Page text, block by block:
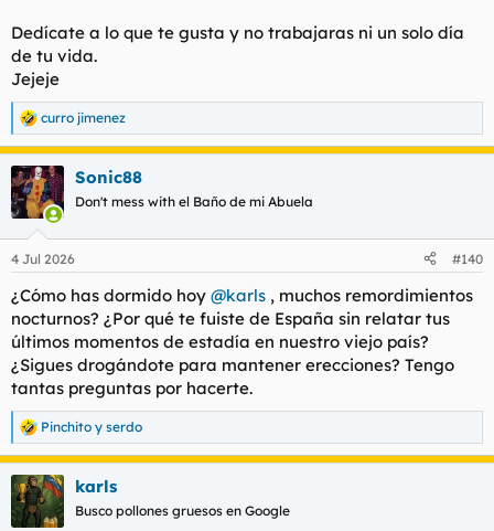
Dedícate a lo que te gusta y no trabajaras ni un solo día
de tu vida.
Jejeje
R
e
a
c
c
i
e
:
curro jimenez
Sonic88
Don't mess with el Baño de mi Abuela
4 Jul 2026 #140
¿Cómo has dormido hoy @karls , muchos remordimientos
nocturnos? ¿Por qué te fuiste de España sin relatar tus
últimos momentos de estadía en nuestro viejo país?
¿Sigues drogándote para mantener erecciones? Tengo
tantas preguntas por hacerte.
R
e
a
c
c
i
Pinchito y serdo
karls
Busco pollones gruesos en Google